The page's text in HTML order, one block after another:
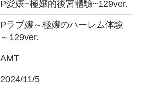
P愛孃~極孃的後宮體驗~129ver.
Pラブ嬢～極嬢のハーレム体験
～129ver.
AMT
2024/11/5